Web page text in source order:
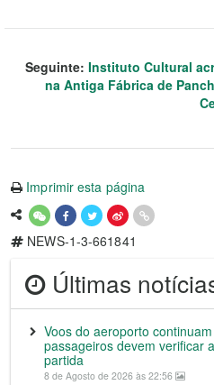
Seguinte: Instituto Cultural
na Antiga Fábrica de
Imprimir esta página
NEWS-1-3-661841
Últimas
Voos do aeroporto
passageiros devem verificar
partida
8 de Agosto de 2026 às 22:56